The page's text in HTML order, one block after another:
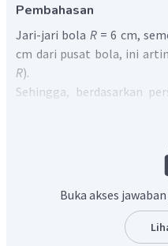
Pembahasan
Jari-jari bola R = 6 cm,
cm dari pusat bola, ini
R).
Sehingga, berdasarkan
Buka akses